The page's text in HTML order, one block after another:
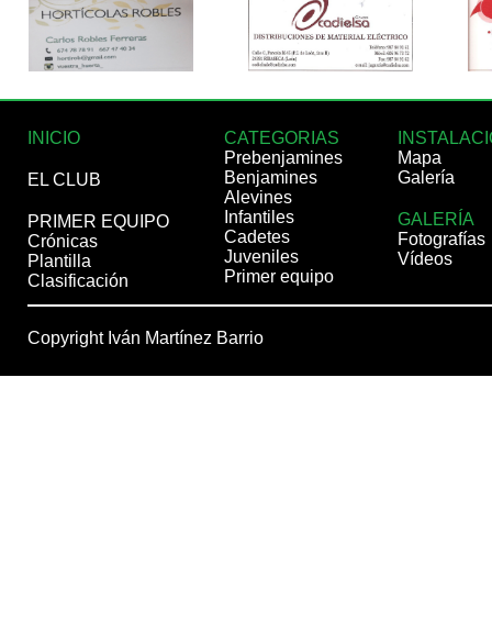
INICIO
EL CLUB
PRIMER EQUIPO
Crónicas
Plantilla
Clasificación
CATEGORIAS
Prebenjamines
Benjamines
Alevines
Infantiles
Cadetes
Juveniles
Primer equipo
Mapa
Galería
GALERÍA
Fotografías
Vídeos
Copyright Iván Martínez Barrio